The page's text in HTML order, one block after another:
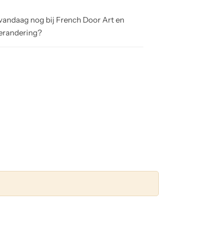
nog bij French Door Art en